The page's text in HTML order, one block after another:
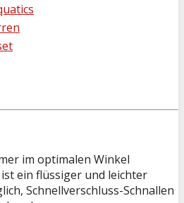
im optimalen Winkel
ein flüssiger und leichter
Schnellverschluss-Schnallen